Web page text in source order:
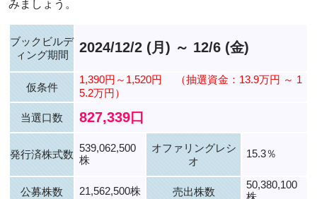
みましょう。
ブックビルデ
ィング期間
2024/12/2 (月) ～ 12/6 (金)
仮条件
1,390円～1,520円
（抽選資金：13.9万円 ～ 1
5.2万円）
当選口数 827,339口
発行済株式数
539,062,500
株
オファリングレシ
オ
15.3％
公募株数 21,562,500株 売出株数
50,380,100
株